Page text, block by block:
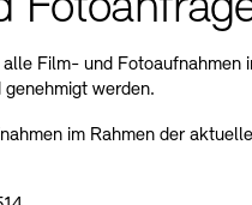
Film- und Fotoaufnahmen
werden.
im Rahmen der